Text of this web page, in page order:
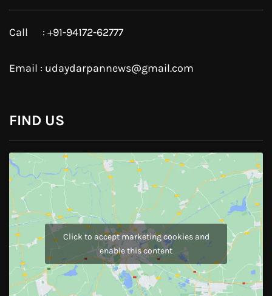
Call : +91-94172-62777
Email : udaydarpannews@gmail.com
FIND US
Click to accept marketing cookies and
enable this content